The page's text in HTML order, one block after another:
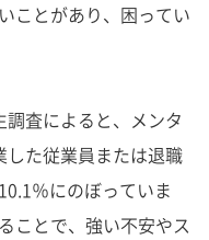
ことがあり、困ってい
査によると、メンタ
た従業員または退職
％にのぼっていま
ことで、強い不安やス